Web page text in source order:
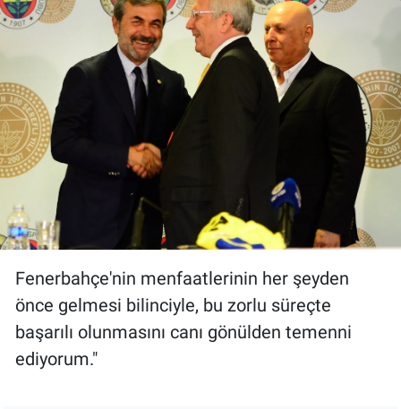
Fenerbahçe'nin menfaatlerinin her şeyden
önce gelmesi bilinciyle, bu zorlu süreçte
başarılı olunmasını canı gönülden temenni
ediyorum."